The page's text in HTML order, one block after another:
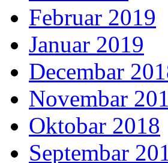
Februar 2019
Januar 2019
Decembar
Novembar
Oktobar 2018
Septembar